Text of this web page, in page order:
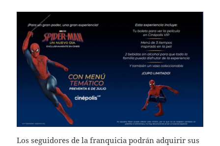
Los seguidores de la franquicia podrán adquirir sus